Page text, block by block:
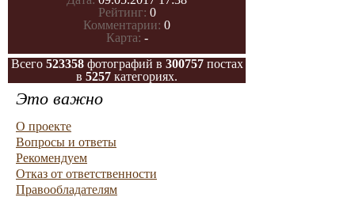
Рейтинг: 0
Комментарии: 0
Карта: -
Всего 523358фотографий в 300757постах
в 5257 категориях.
Это важно
О проекте
Вопросы и ответы
Рекомендуем
Отказ от ответственности
Правообладателям